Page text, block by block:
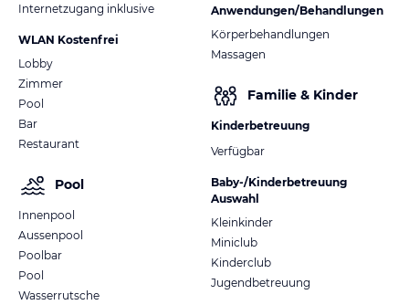
Internetzugang inklusive
WLAN Kostenfrei
Lobby
Zimmer
Pool
Bar
Restaurant
Pool
Innenpool
Aussenpool
Poolbar
Pool
Wasserrutsche
Anwendungen/Behandlungen
Körperbehandlungen
Massagen
Familie & Kinder
Kinderbetreuung
Verfügbar
Baby-/Kinderbetreuung
Auswahl
Kleinkinder
Miniclub
Kinderclub
Jugendbetreuung